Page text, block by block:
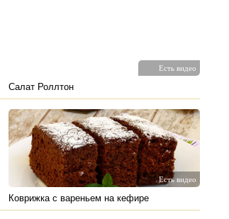
Есть видео
Салат Роллтон
Есть видео
Коврижка с вареньем на кефире